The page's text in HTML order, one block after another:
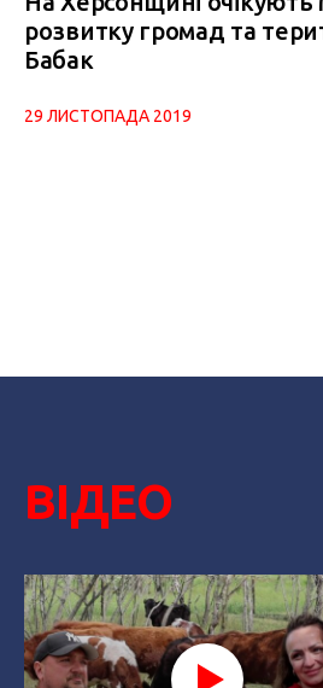
розвитку громад та
Бабак
29 ЛИСТОПАДА 2019
ВІДЕО